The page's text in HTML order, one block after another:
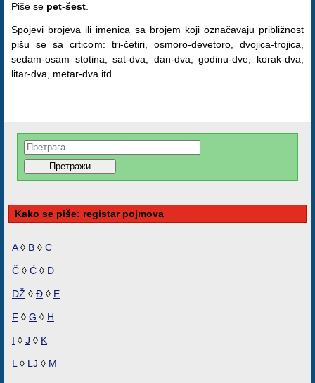
Piše se pet-šest
Spojevi brojeva ili imenica sa brojem koji označavaju približnost
pišu se sa crticom: tri-četiri, osmoro-devetoro, dvojica-trojica,
sedam-osam stotina, sat-dva, dan-dva, godinu-dve, korak-dva,
litar-dva, metar-dva itd.
Kako se piše: registar pojmova
A◊ B ◊ C
Č ◊ Ć ◊ D
DŽ ◊ Đ ◊ E
F ◊ G ◊ H
I ◊ J ◊ K
L ◊ LJ ◊ M